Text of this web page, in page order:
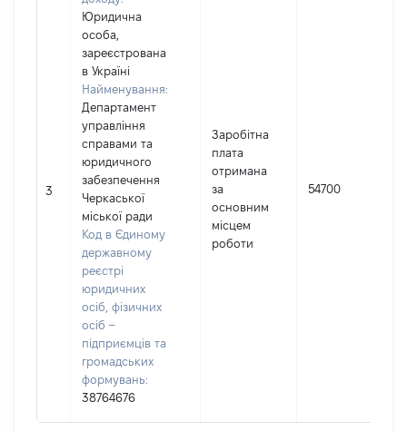
3
Юридична
особа,
зареєстрована
в Україні
Найменування:
Департамент
управління
справами та
юридичного
забезпечення
Черкаської
міської ради
Код в Єдиному
державному
реєстрі
юридичних
осіб, фізичних
осіб –
підприємців та
громадських
формувань:
38764676
Заробітна
плата
отримана
за
основним
місцем
роботи
54700